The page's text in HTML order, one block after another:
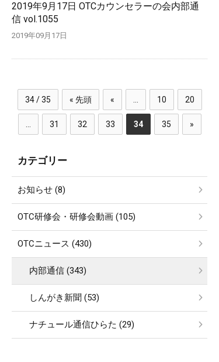
2019年9月17日 OTCカウンセラーの会内部通
信 vol.1055
2019年09月17日
34 / 35 « 先頭 « 10 20
31 32 33 34 35 »
カテゴリー
お知らせ (8)
OTC研修会・研修会動画 (105)
OTCニュース (430)
内部通信 (343)
しんがき新聞 (53)
ナチュール通信ひらた (29)